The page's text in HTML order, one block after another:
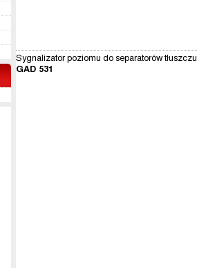
Sygnalizator poziomu do separatorów tłuszczu
GAD 531